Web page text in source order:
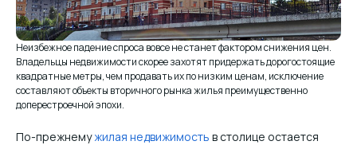
Неизбежное падение спроса вовсе не станет фактором снижения цен.
Владельцы недвижимости скорее захотят придержать дорогостоящие
квадратные метры, чем продавать их по низким ценам, исключение
составляют объекты вторичного рынка жилья преимущественно
доперестроечной эпохи.
По-прежнемужилая недвижимость в столице остается